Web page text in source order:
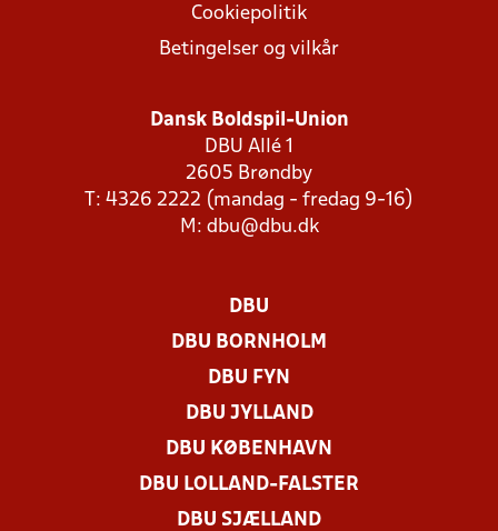
Cookiepolitik
Betingelser og vilkår
Dansk Boldspil-Union
DBU Allé 1
2605 Brøndby
T: 4326 2222 (mandag - fredag 9-16)
M: dbu@dbu.dk
DBU
DBU BORNHOLM
DBU FYN
DBU JYLLAND
DBU KØBENHAVN
DBU LOLLAND-FALSTER
DBU SJÆLLAND